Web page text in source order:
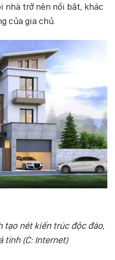
nhà trở nên nổi bật, khác
của gia chủ.
tạo nét kiến trúc độc đáo,
tính (C: Internet)